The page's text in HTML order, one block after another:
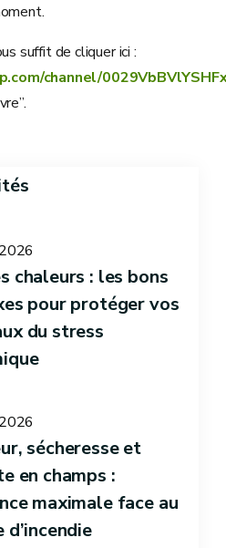
suffit de cliquer ici :
channel/
chaleurs : les bons
pour protéger vos
du stress
sécheresse et
en champs :
maximale face au
d’incendie